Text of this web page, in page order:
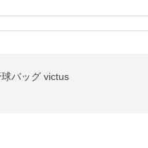
バッグ victus